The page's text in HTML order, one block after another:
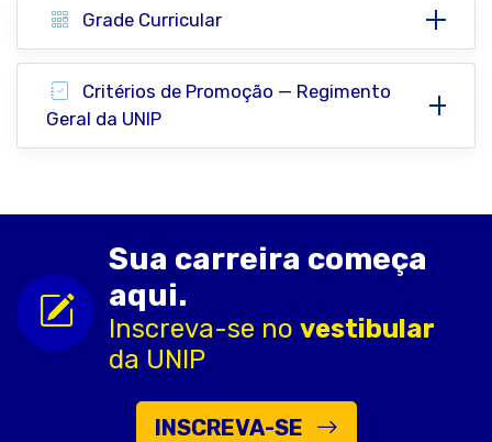
Grade Curricular
Critérios de Promoção — Regimento
Geral da UNIP
Sua carreira começa
aqui.
Inscreva-se no vestibular
da UNIP
INSCREVA-SE